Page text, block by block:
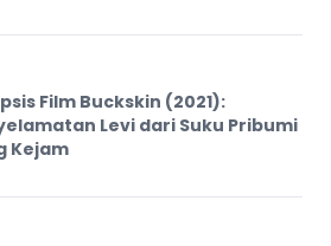
Film Buckskin (2021):
Levi dari Suku Pribumi
Kejam